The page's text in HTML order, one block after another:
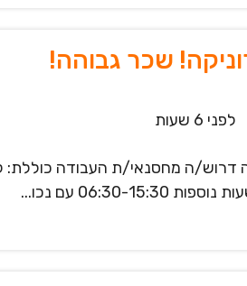
לפני 6 שעות
דרוש/ה מחסנאי/ת העבודה כוללת:
עם נכו...